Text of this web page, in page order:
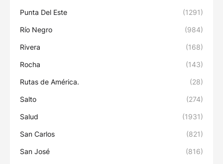
Punta Del Este (1291)
Río Negro (984)
Rivera (168)
Rocha (143)
Rutas de América. (28)
Salto (274)
Salud (1931)
San Carlos (821)
San José (816)